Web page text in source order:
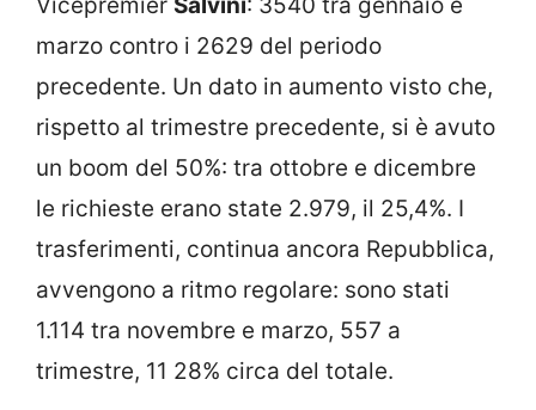
marzo contro i 2629 del periodo
precedente. Un dato in aumento visto che,
rispetto al trimestre precedente, si è avuto
un boom del 50%: tra ottobre e dicembre
le richieste erano state 2.979, il 25,4%. I
trasferimenti, continua ancora Repubblica,
avvengono a ritmo regolare: sono stati
1.114 tra novembre e marzo, 557 a
trimestre, 11 28% circa del totale.